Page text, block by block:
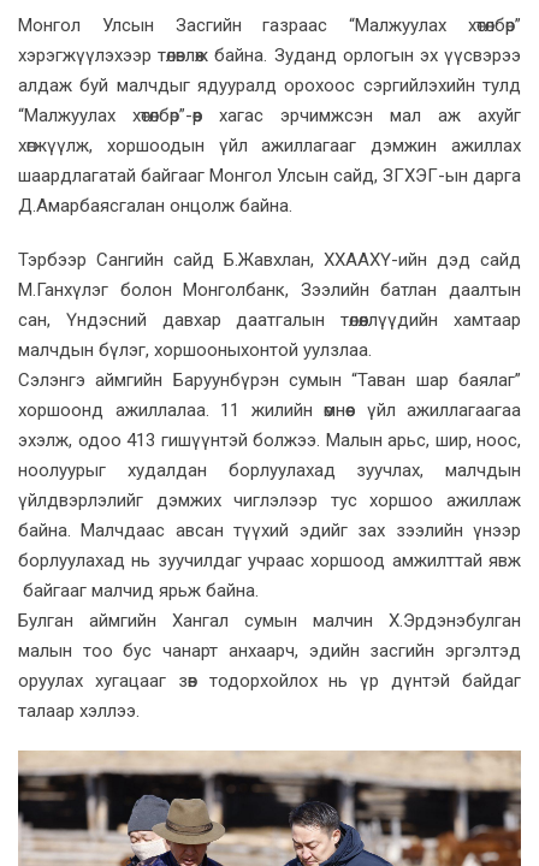
Монгол Улсын Засгийн газраас “Малжуулах хөтөлбөр”
хэрэгжүүлэхээр төлөвлөж байна. Зуданд орлогын эх үүсвэрээ
алдаж буй малчдыг ядууралд орохоос сэргийлэхийн тулд
“Малжуулах хөтөлбөр”-өөр хагас эрчимжсэн мал аж ахуйг
хөгжүүлж, хоршоодын үйл ажиллагааг дэмжин ажиллах
шаардлагатай байгааг Монгол Улсын сайд, ЗГХЭГ-ын дарга
Д.Амарбаясгалан онцолж байна.
Тэрбээр Сангийн сайд Б.Жавхлан, ХХААХҮ-ийн дэд сайд
М.Ганхүлэг болон Монголбанк, Зээлийн батлан даалтын
сан, Үндэсний давхар даатгалын төлөөллүүдийн хамтаар
малчдын бүлэг, хоршооныхонтой уулзлаа.
Сэлэнгэ аймгийн Баруунбүрэн сумын “Таван шар баялаг”
хоршоонд ажиллалаа. 11 жилийн өмнөөс үйл ажиллагаагаа
эхэлж, одоо 413 гишүүнтэй болжээ. Малын арьс, шир, ноос,
ноолуурыг худалдан борлуулахад зуучлах, малчдын
үйлдвэрлэлийг дэмжих чиглэлээр тус хоршоо ажиллаж
байна. Малчдаас авсан түүхий эдийг зах зээлийн үнээр
борлуулахад нь зуучилдаг учраас хоршоод амжилттай явж
байгааг малчид ярьж байна.
Булган аймгийн Хангал сумын малчин Х.Эрдэнэбулган
малын тоо бус чанарт анхаарч, эдийн засгийн эргэлтэд
оруулах хугацааг зөв тодорхойлох нь үр дүнтэй байдаг
талаар хэллээ.